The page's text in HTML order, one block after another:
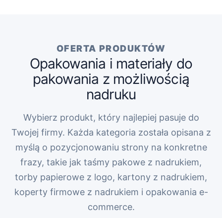
OFERTA PRODUKTÓW
Opakowania i materiały do
pakowania z możliwością
nadruku
Wybierz produkt, który najlepiej pasuje do
Twojej firmy. Każda kategoria została opisana z
myślą o pozycjonowaniu strony na konkretne
frazy, takie jak taśmy pakowe z nadrukiem,
torby papierowe z logo, kartony z nadrukiem,
koperty firmowe z nadrukiem i opakowania e-
commerce.